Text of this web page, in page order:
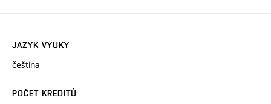
JAZYK VÝUKY
čeština
POČET KREDITŮ